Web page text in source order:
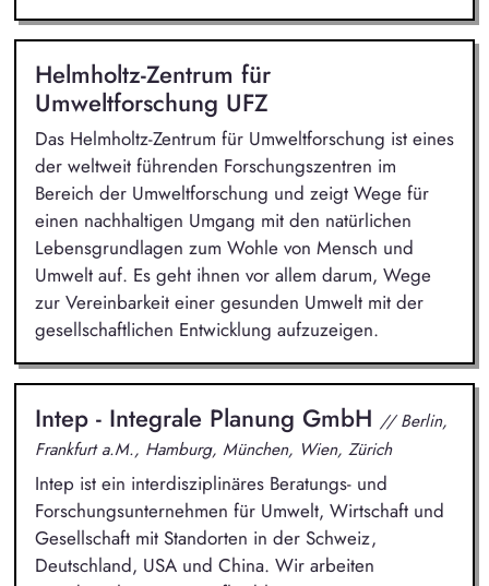
Helmholtz-Zentrum für
Umweltforschung UFZ
Das Helmholtz-Zentrum für Umweltforschung ist eines
der weltweit führenden Forschungszentren im
Bereich der Umweltforschung und zeigt Wege für
einen nachhaltigen Umgang mit den natürlichen
Lebensgrundlagen zum Wohle von Mensch und
Umwelt auf. Es geht ihnen vor allem darum, Wege
zur Vereinbarkeit einer gesunden Umwelt mit der
gesellschaftlichen Entwicklung aufzuzeigen.
Intep - Integrale Planung GmbH // Berlin,
Frankfurt a.M., Hamburg, München, Wien, Zürich
Intep ist ein interdisziplinäres Beratungs- und
Forschungsunternehmen für Umwelt, Wirtschaft und
Gesellschaft mit Standorten in der Schweiz,
Deutschland, USA und China. Wir arbeiten